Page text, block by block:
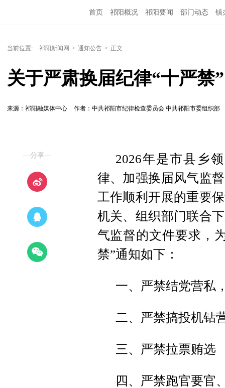
首页 祁阳概况 祁阳要闻 部门动态 镇
当前位置: 祁阳新闻网 > 通知公告 > 正文
关于严肃换届纪律“十严禁
来源：祁阳融媒体中心 作者：中共祁阳市纪律检查委员会 中共祁阳市委组织部
—分享—
2026年是市县乡
律、加强换届风气监
工作顺利开展的重要
机关、组织部门联合
气监督的文件要求，
禁”通知如下：
一、严禁结党营私
二、严禁搞投机钻
三、严禁拉票贿选
四、严禁跑官要官